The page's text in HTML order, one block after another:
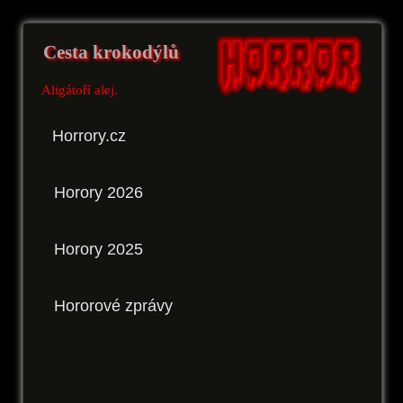
Cesta krokodýlů
Aligátoří alej.
Horrory.cz
Horory 2026
Horory 2025
Hororové zprávy